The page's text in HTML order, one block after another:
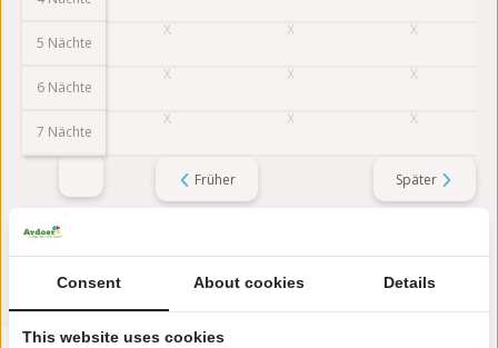
Früher Später
5 Nächte
6 Nächte
7 Nächte
Bewertungen
Diese Unterkunft hat eine Bewertung von
Consent About cookies Details
This website uses cookies